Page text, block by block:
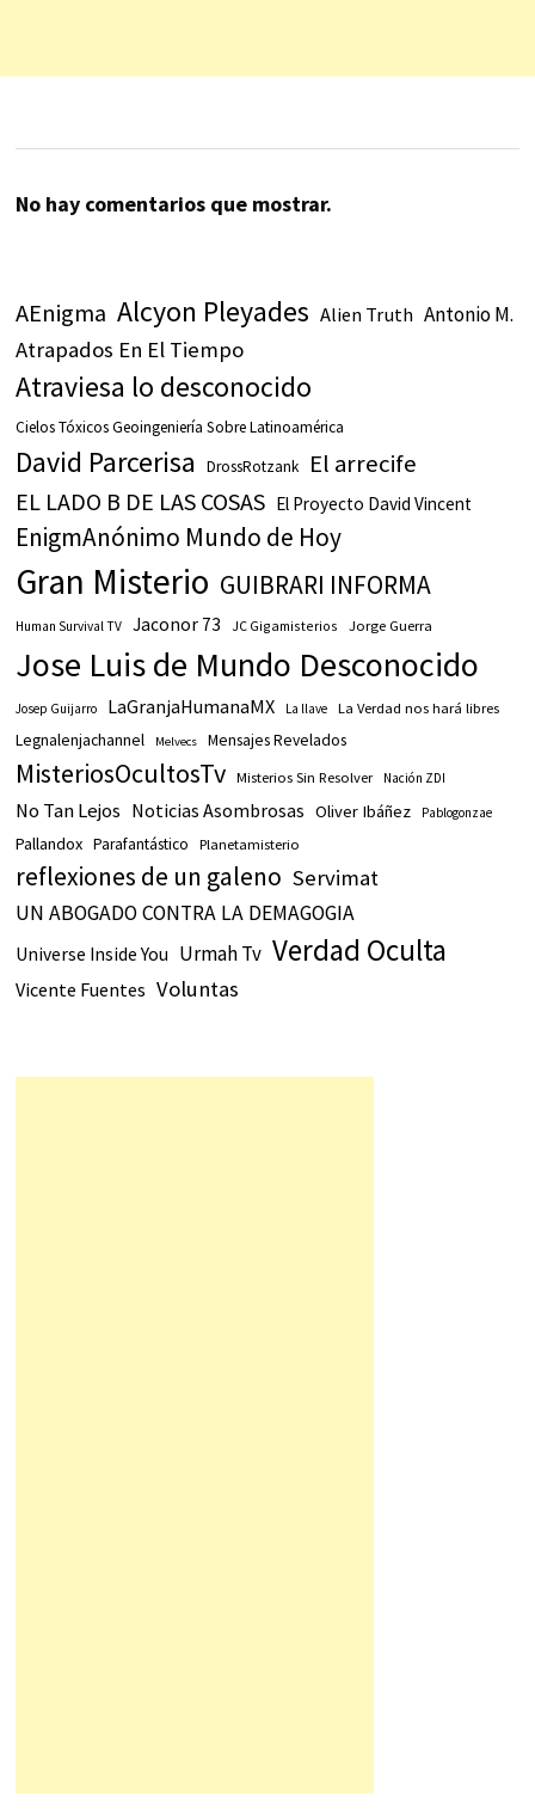
No hay comentarios que mostrar.
AEnigma Alcyon Pleyades Alien Truth Antonio M.
Atrapados En El Tiempo
Atraviesa lo desconocido
Cielos Tóxicos Geoingeniería Sobre Latinoamérica
David Parcerisa DrossRotzank El arrecife
EL LADO B DE LAS COSAS El Proyecto David Vincent
EnigmAnónimo Mundo de Hoy
Gran Misterio GUIBRARI INFORMA
Human Survival TV Jaconor 73 JC Gigamisterios Jorge Guerra
Jose Luis de Mundo Desconocido
Josep Guijarro LaGranjaHumanaMX La llave La Verdad nos hará libres
Legnalenjachannel Melvecs Mensajes Revelados
MisteriosOcultosTv Misterios Sin Resolver Nación ZDI
No Tan Lejos Noticias Asombrosas Oliver Ibáñez Pablogonzae
Pallandox Parafantástico Planetamisterio
reflexiones de un galeno Servimat
UN ABOGADO CONTRA LA DEMAGOGIA
Universe Inside You Urmah Tv Verdad Oculta
Vicente Fuentes Voluntas